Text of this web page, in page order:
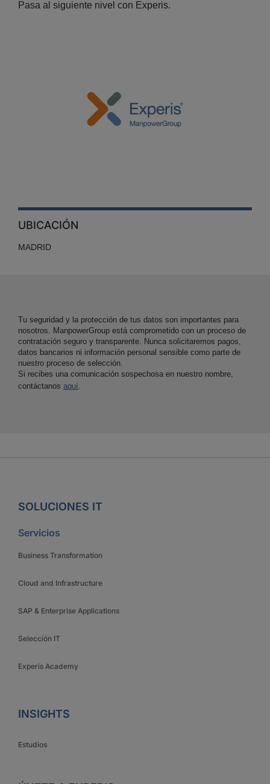
Pasa al siguiente nivel con Experis.
UBICACIÓN
MADRID
Tu seguridad y la protección de tus datos son importantes para
nosotros. ManpowerGroup está comprometido con un proceso de
contratación seguro y transparente. Nunca solicitaremos pagos,
datos bancarios ni información personal sensible como parte de
nuestro proceso de selección.
Si recibes una comunicación sospechosa en nuestro nombre,
contáctanos aquí.
SOLUCIONES IT
Servicios
Business Transformation
Cloud and Infrastructure
SAP & Enterprise Applications
Selección IT
Experis Academy
INSIGHTS
Estudios